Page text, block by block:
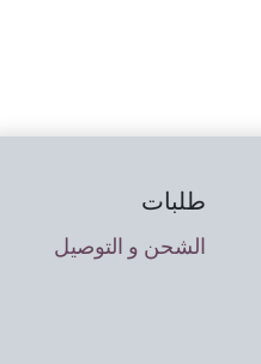
طلبات
الشحن و التوصيل